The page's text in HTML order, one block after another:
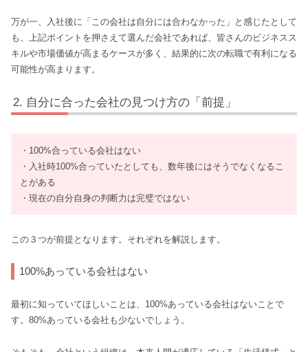
万が一、入社後に「この会社は自分には合わなかった」と感じたとして
も、上記ポイントを押さえて選んだ会社であれば、皆さんのビジネスス
キルや市場価値が高まるケースが多く、結果的に次の転職で有利になる
可能性が高まります。
自分に合った会社の見つけ方の「前提」
・100%合っている会社はない
・入社時100%合っていたとしても、数年後にはそうでなくなるこ
とがある
・現在の自分自身の判断力は完璧ではない
この３つが前提となります。それぞれを解説します。
100%あっている会社はない
最初に知っていてほしいことは、100%あっている会社はないことで
す。80%あっている会社も少ないでしょう。